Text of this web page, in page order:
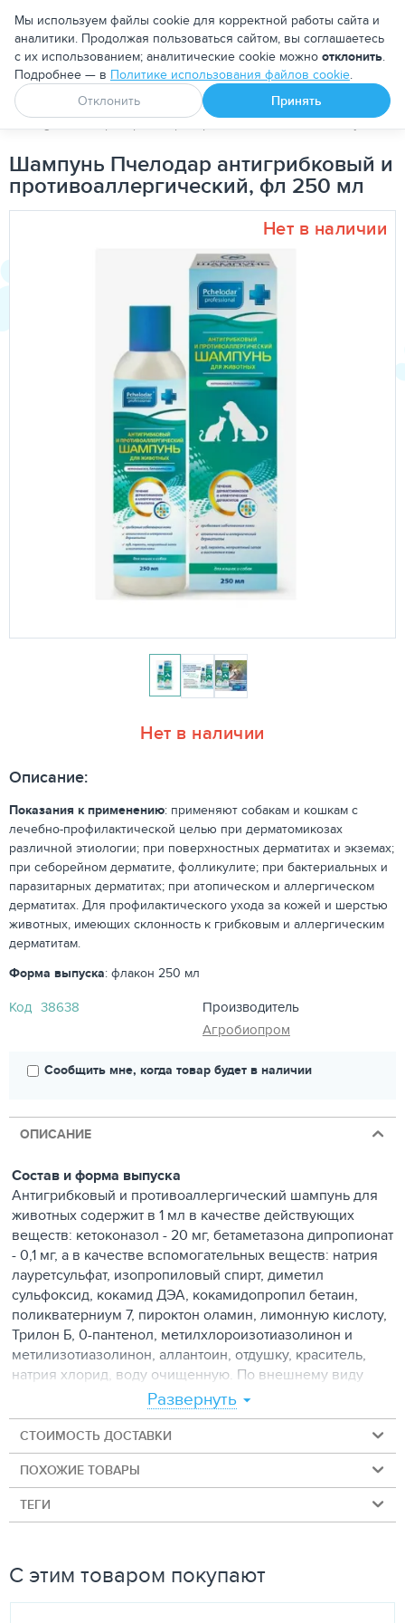
Москва
Апоквел Ветмедин От блох и клещей
PetDog Ветеринарные препараты Лечебные шампуни для
Шампунь Пчелодар антигрибковый и
противоаллергический, фл 250 мл
Нет в наличии
Нет в наличии
Описание:
Показания к применению: применяют собакам и кошкам с
лечебно-профилактической целью при дерматомикозах
различной этиологии; при поверхностных дерматитах и экземах;
при себорейном дерматите, фолликулите; при бактериальных и
паразитарных дерматитах; при атопическом и аллергическом
дерматитах. Для профилактического ухода за кожей и шерстью
животных, имеющих склонность к грибковым и аллергическим
дерматитам.
Форма выпуска: флакон 250 мл
Код 38638
Производитель
Агробиопром
Сообщить мне, когда товар будет в наличии
ОПИСАНИЕ
Состав и форма выпуска
Антигрибковый и противоаллергический шампунь для
животных содержит в 1 мл в качестве действующих
веществ: кетоконазол - 20 мг, бетаметазона дипропионат
- 0,1 мг, а в качестве вспомогательных веществ: натрия
лауретсульфат, изопропиловый спирт, диметил
сульфоксид, кокамид ДЭА, кокамидопропил бетаин,
поликватерниум 7, пироктон оламин, лимонную кислоту,
Трилон Б, 0-пантенол, метилхлороизотиазолинон и
метилизотиазолинон, аллантоин, отдушку, краситель,
натрия хлорид, воду очищенную. По внешнему виду
лекарственный препарат представляет собой
однородную гелеобразную массу от розового до
красно-коричневого цвета.
Лекарственный препарат отпускается без рецепта
ветеринарного врача.
Фармакологические свойства
Фармакотерапевтическая группа: Противогрибковые
Комбинированный лекарственный препарат для
наружного применения, обладающий выраженным
противогрибковым, противозудным,
Развернуть
СТОИМОСТЬ ДОСТАВКИ
ПОХОЖИЕ ТОВАРЫ
ТЕГИ
С этим товаром покупают
Мы используем файлы cookie для корректной работы сайта и
аналитики. Продолжая пользоваться сайтом, вы соглашаетесь
с их использованием; аналитические cookie можно отклонить.
Подробнее — в Политике использования файлов cookie.
Отклонить
Принять